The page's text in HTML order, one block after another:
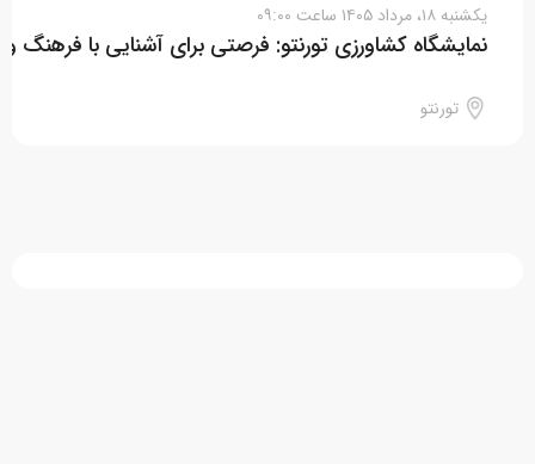
یکشنبه ۱۸، مرداد ۱۴۰۵ ساعت ۰۹:۰۰
نمایشگاه کشاورزی تورنتو: فرصتی برای آشنایی با فرهنگ
تورنتو